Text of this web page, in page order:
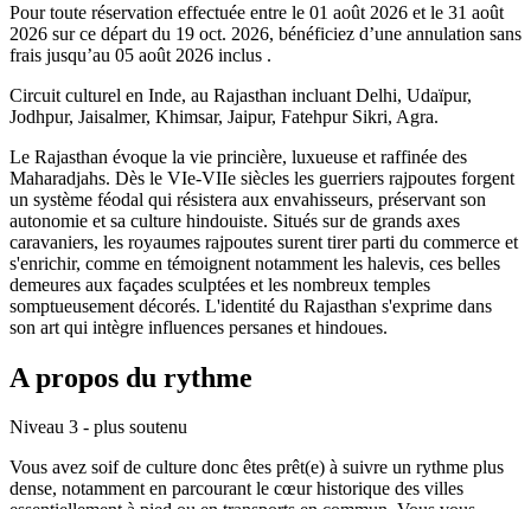
Pour toute réservation effectuée entre le 01 août 2026 et le 31 août
2026 sur ce départ du 19 oct. 2026, bénéficiez d’une annulation sans
frais jusqu’au 05 août 2026 inclus .
Circuit culturel en Inde, au Rajasthan incluant Delhi, Udaïpur,
Jodhpur, Jaisalmer, Khimsar, Jaipur, Fatehpur Sikri, Agra.
Le Rajasthan évoque la vie princière, luxueuse et raffinée des
Maharadjahs. Dès le VIe-VIIe siècles les guerriers rajpoutes forgent
un système féodal qui résistera aux envahisseurs, préservant son
autonomie et sa culture hindouiste. Situés sur de grands axes
caravaniers, les royaumes rajpoutes surent tirer parti du commerce et
s'enrichir, comme en témoignent notamment les halevis, ces belles
demeures aux façades sculptées et les nombreux temples
somptueusement décorés. L'identité du Rajasthan s'exprime dans
son art qui intègre influences persanes et hindoues.
A propos du rythme
Niveau 3 - plus soutenu
Vous avez soif de culture donc êtes prêt(e) à suivre un rythme plus
dense, notamment en parcourant le cœur historique des villes